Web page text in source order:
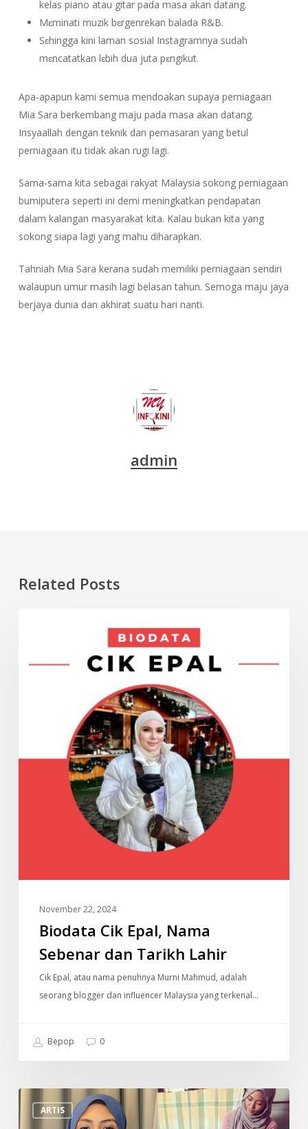
kelas piano atau gitar pada masa akan datang.
Mɛminati muzik bɛrgenrekan balada R&B.
Sɛhingga kini laman sosial Instagramnya sudah
mɛncatatkan lɛbih dua juta pɛngikut.
Apa-apapun kami semua mendoakan supaya perniagaan
Mia Sara berkembang maju pada masa akan datang.
Insyaallah dengan teknik dan pemasaran yang betul
perniagaan itu tidak akan rugi lagi.
Sama-sama kita sebagai rakyat Malaysia sokong perniagaan
bumiputera seperti ini demi meningkatkan pendapatan
dalam kalangan masyarakat kita. Kalau bukan kita yang
sokong siapa lagi yang mahu diharapkan.
Tahniah Mia Sara kerana sudah memiliki perniagaan sendiri
walaupun umur masih lagi belasan tahun. Semoga maju jaya
berjaya dunia dan akhirat suatu hari nanti.
admin
Related Posts
Nama
November 22, 2024
Biodata Cik Epal, Nama
Sebenar dan Tarikh Lahir
Cik Epal, atau nama penuhnya Murni Mahmud, adalah
seorang blogger dan influencer Malaysia yang terkenal…
Bepop 0
ARTIS
“Saya
Terpaksa